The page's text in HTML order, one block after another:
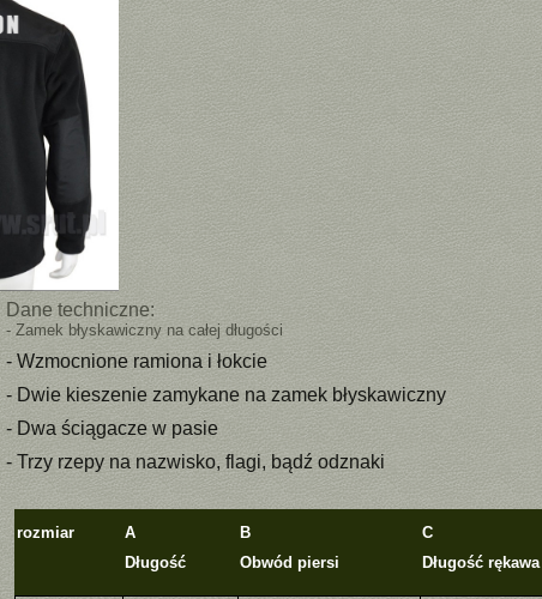
Dane techniczne:
- Zamek błyskawiczny na całej długości
- Wzmocnione ramiona i łokcie
- Dwie kieszenie zamykane na zamek błyskawiczny
- Dwa ściągacze w pasie
- Trzy rzepy na nazwisko, flagi, bądź odznaki
rozmiar
A
Długość
B
Obwód piersi
C
Długość rękawa